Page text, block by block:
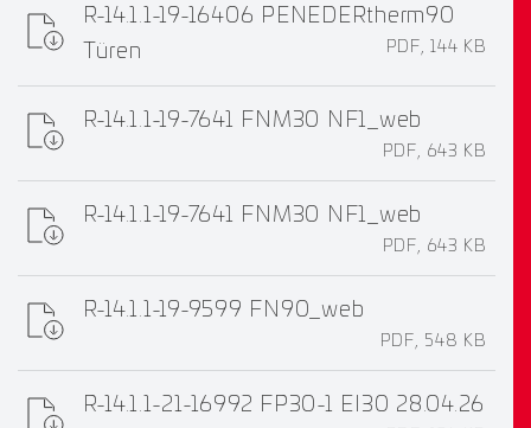
R-14.1.1-19-16406 PENEDERtherm90
Türen
PDF, 144 KB
R-14.1.1-19-7641 FNM30 NF1_web
PDF, 643 KB
R-14.1.1-19-7641 FNM30 NF1_web
PDF, 643 KB
R-14.1.1-19-9599 FN90_web
PDF, 548 KB
R-14.1.1-21-16992 FP30-1 EI30 28.04.26